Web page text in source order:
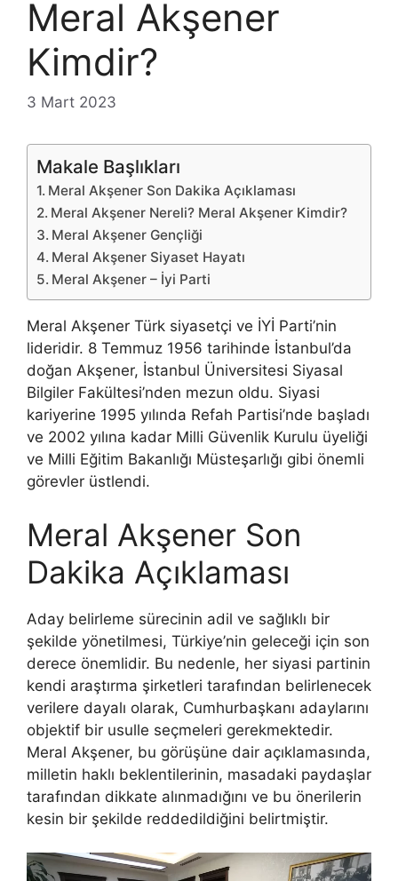
Meral Akşener
Kimdir?
3 Mart 2023
Makale Başlıkları
Meral Akşener Son Dakika Açıklaması
Meral Akşener Nereli? Meral Akşener Kimdir?
Meral Akşener Gençliği
Meral Akşener Siyaset Hayatı
Meral Akşener – İyi Parti
Meral Akşener Türk siyasetçi ve İYİ Parti’nin
lideridir. 8 Temmuz 1956 tarihinde İstanbul’da
doğan Akşener, İstanbul Üniversitesi Siyasal
Bilgiler Fakültesi’nden mezun oldu. Siyasi
kariyerine 1995 yılında Refah Partisi’nde başladı
ve 2002 yılına kadar Milli Güvenlik Kurulu üyeliği
ve Milli Eğitim Bakanlığı Müsteşarlığı gibi önemli
görevler üstlendi.
Meral Akşener Son
Dakika Açıklaması
Aday belirleme sürecinin adil ve sağlıklı bir
şekilde yönetilmesi, Türkiye’nin geleceği için son
derece önemlidir. Bu nedenle, her siyasi partinin
kendi araştırma şirketleri tarafından belirlenecek
verilere dayalı olarak, Cumhurbaşkanı adaylarını
objektif bir usulle seçmeleri gerekmektedir.
Meral Akşener, bu görüşüne dair açıklamasında,
milletin haklı beklentilerinin, masadaki paydaşlar
tarafından dikkate alınmadığını ve bu önerilerin
kesin bir şekilde reddedildiğini belirtmiştir.